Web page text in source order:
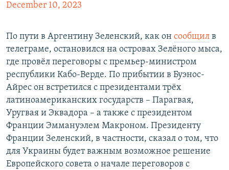
December 10, 2023
По пути в Аргентину Зеленский, как он сообщил в
телеграме, остановился на островах Зелёного мыса,
где провёл переговоры с премьер-министром
республики Кабо-Верде. По прибытии в Буэнос-
Айрес он встретился с президентами трёх
латиноамериканских государств – Парагвая,
Уругвая и Эквадора – а также с президентом
Франции Эммануэлем Макроном. Президенту
Франции Зеленский, в частности, сказал о том, что
для Украины будет важным возможное решение
Европейского совета о начале переговоров с